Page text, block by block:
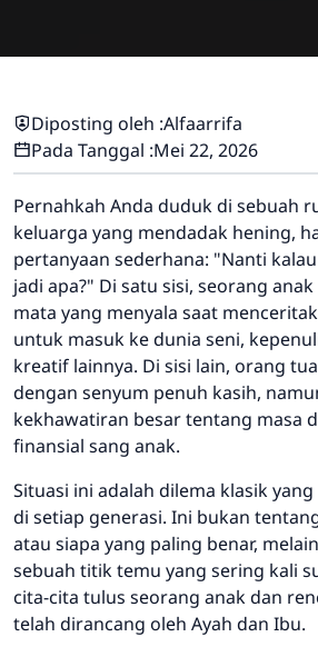
Diposting oleh :Alfaarrifa
Pada Tanggal :Mei 22, 2026
Pernahkah Anda duduk di sebuah
keluarga yang mendadak hening,
pertanyaan sederhana: "Nanti
jadi apa?" Di satu sisi, seorang
mata yang menyala saat
untuk masuk ke dunia seni,
kreatif lainnya. Di sisi lain, orang
dengan senyum penuh kasih,
kekhawatiran besar tentang masa
finansial sang anak.
Situasi ini adalah dilema klasik
di setiap generasi. Ini bukan
atau siapa yang paling benar,
sebuah titik temu yang sering kali
cita-cita tulus seorang anak dan
telah dirancang oleh Ayah dan Ibu.